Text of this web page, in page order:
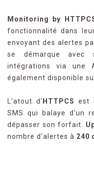
Monitoring by
fonctionnalité dans
envoyant des alertes
se démarque avec
intégrations via une
également disponible
L'atout d' HTTPCS est
SMS qui balaye d'un
dépasser son forfait.
nombre d'alertes à 240